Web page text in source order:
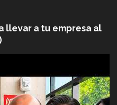
llevar a tu empresa al